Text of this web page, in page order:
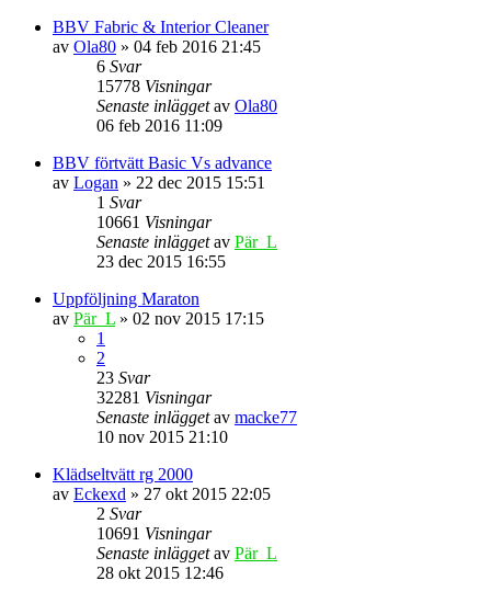
BBV Fabric & Interior Cleaner
av Ola80 » 04 feb 2016 21:45
6 Svar
15778 Visningar
Senaste inläggetav Ola80
06 feb 2016 11:09
BBV förtvätt Basic Vs advance
av Logan » 22 dec 2015 15:51
1 Svar
10661 Visningar
Senaste inläggetav Pär_L
23 dec 2015 16:55
Uppföljning Maraton
av Pär_L » 02 nov 2015 17:15
1
2
23 Svar
32281 Visningar
Senaste inläggetav macke77
10 nov 2015 21:10
Klädseltvätt rg 2000
av Eckexd » 27 okt 2015 22:05
2 Svar
10691 Visningar
Senaste inläggetav Pär_L
28 okt 2015 12:46